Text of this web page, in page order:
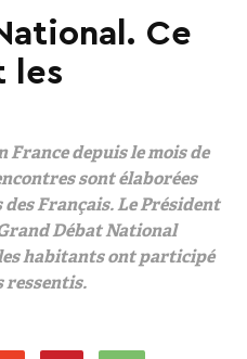
Ce
les
France depuis le mois de
sont élaborées
Français. Le Président
Débat National
les habitants ont participé
ressentis.